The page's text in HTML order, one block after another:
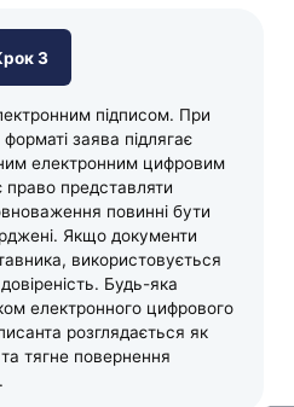
3
підписом. При
заява підлягає
електронним цифровим
представляти
повинні бути
Якщо документи
використовується
Будь-яка
електронного цифрового
розглядається як
тягне повернення